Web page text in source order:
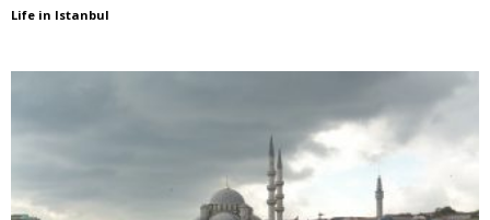
Life in Istanbul